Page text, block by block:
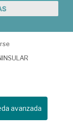
avanzada